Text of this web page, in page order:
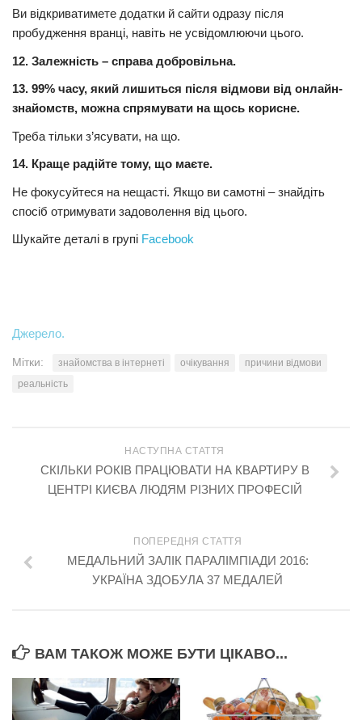
Ви відкриватимете додатки й сайти одразу після
пробудження вранці, навіть не усвідомлюючи цього.
12. Залежність – справа добровільна.
13. 99% часу, який лишиться після відмови від онлайн-
знайомств, можна спрямувати на щось корисне.
Треба тільки з’ясувати, на що.
14. Краще радійте тому, що маєте.
Не фокусуйтеся на нещасті. Якщо ви самотні – знайдіть
спосіб отримувати задоволення від цього.
Шукайте деталі в групі Facebook
Джерело.
Мітки: знайомства в інтернеті очікування
причини відмови
реальність
НАСТУПНА СТАТТЯ
СКІЛЬКИ РОКІВ ПРАЦЮВАТИ НА КВАРТИРУ В
ЦЕНТРІ КИЄВА ЛЮДЯМ РІЗНИХ ПРОФЕСІЙ
ПОПЕРЕДНЯ СТАТТЯ
МЕДАЛЬНИЙ ЗАЛІК ПАРАЛІМПІАДИ 2016:
УКРАЇНА ЗДОБУЛА 37 МЕДАЛЕЙ
ВАМ ТАКОЖ МОЖЕ БУТИ ЦІКАВО...